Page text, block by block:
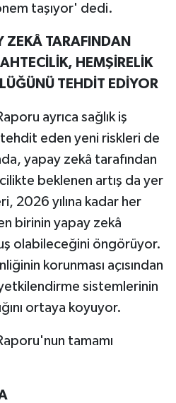
taşıyor' dedi.
ZEKÂ TARAFINDAN
HEMŞİRELİK
TEHDİT EDİYOR
ayrıca sağlık iş
eden yeni riskleri de
yapay zekâ tarafından
beklenen artış da yer
2026 yılına kadar her
birinin yapay zekâ
olabileceğini öngörüyor.
korunması açısından
sistemlerinin
ortaya koyuyor.
tamamı